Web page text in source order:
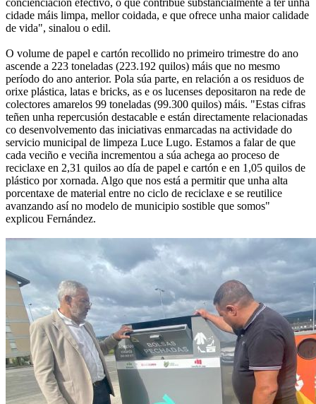
concienciación efectivo, o que contribúe substancialmente a ter unha
cidade máis limpa, mellor coidada, e que ofrece unha maior calidade
de vida", sinalou o edil.
O volume de papel e cartón recollido no primeiro trimestre do ano
ascende a 223 toneladas (223.192 quilos) máis que no mesmo
período do ano anterior. Pola súa parte, en relación a os residuos de
orixe plástica, latas e bricks, as e os lucenses depositaron na rede de
colectores amarelos 99 toneladas (99.300 quilos) máis. "Estas cifras
teñen unha repercusión destacable e están directamente relacionadas
co desenvolvemento das iniciativas enmarcadas na actividade do
servicio municipal de limpeza Luce Lugo. Estamos a falar de que
cada veciño e veciña incrementou a súa achega ao proceso de
reciclaxe en 2,31 quilos ao día de papel e cartón e en 1,05 quilos de
plástico por xornada. Algo que nos está a permitir que unha alta
porcentaxe de material entre no ciclo de reciclaxe e se reutilice
avanzando así no modelo de municipio sostible que somos"
explicou Fernández.